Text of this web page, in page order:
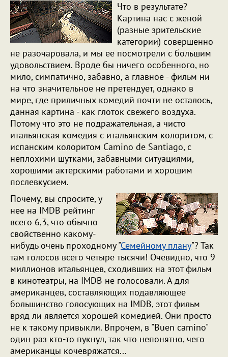
Что в результате?
Картина нас с женой
(разные зрительские
категории) совершенно
не разочаровала, и мы ее посмотрели с большим
удовольствием. Вроде бы ничего особенного, но
мило, симпатично, забавно, а главное - фильм ни
на что значительное не претендует, однако в
мире, где приличных комедий почти не осталось,
данная картина - как глоток свежего воздуха.
Потому что это не подражательная, а чисто
итальянская комедия с итальянским колоритом, с
испанским колоритом Camino de Santiago, с
неплохими шутками, забавными ситуациями,
хорошими актерскими работами и хорошим
послевкусием.
Почему, вы спросите, у
нее на IMDB рейтинг
всего 6,3, что обычно
свойственно какому-
нибудь очень проходному "Семейному плану"? Так
там голосов всего четыре тысячи! Очевидно, что 9
миллионов итальянцев, сходивших на этот фильм
в кинотеатры, на IMDB не голосовали. А для
американцев, составляющих подавляющее
большинство голосующих на IMDB, этот фильм
вряд ли является хорошей комедией. Они просто
не к такому привыкли. Впрочем, в "Buen camino"
один раз кто-то пукнул, так что непонятно, чего
американцы кочевряжатся...